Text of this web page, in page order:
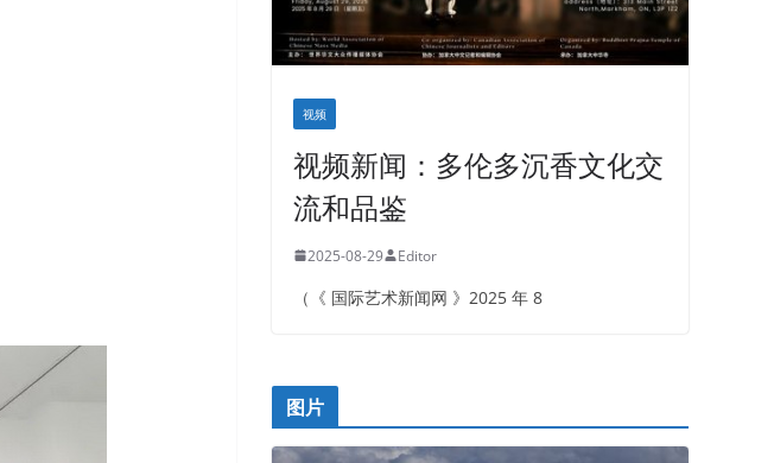
视频
视频新闻：多伦多沉香文化交
流和品鉴
2025-08-29 Editor
（《 国际艺术新闻网 》2025 年 8
图片